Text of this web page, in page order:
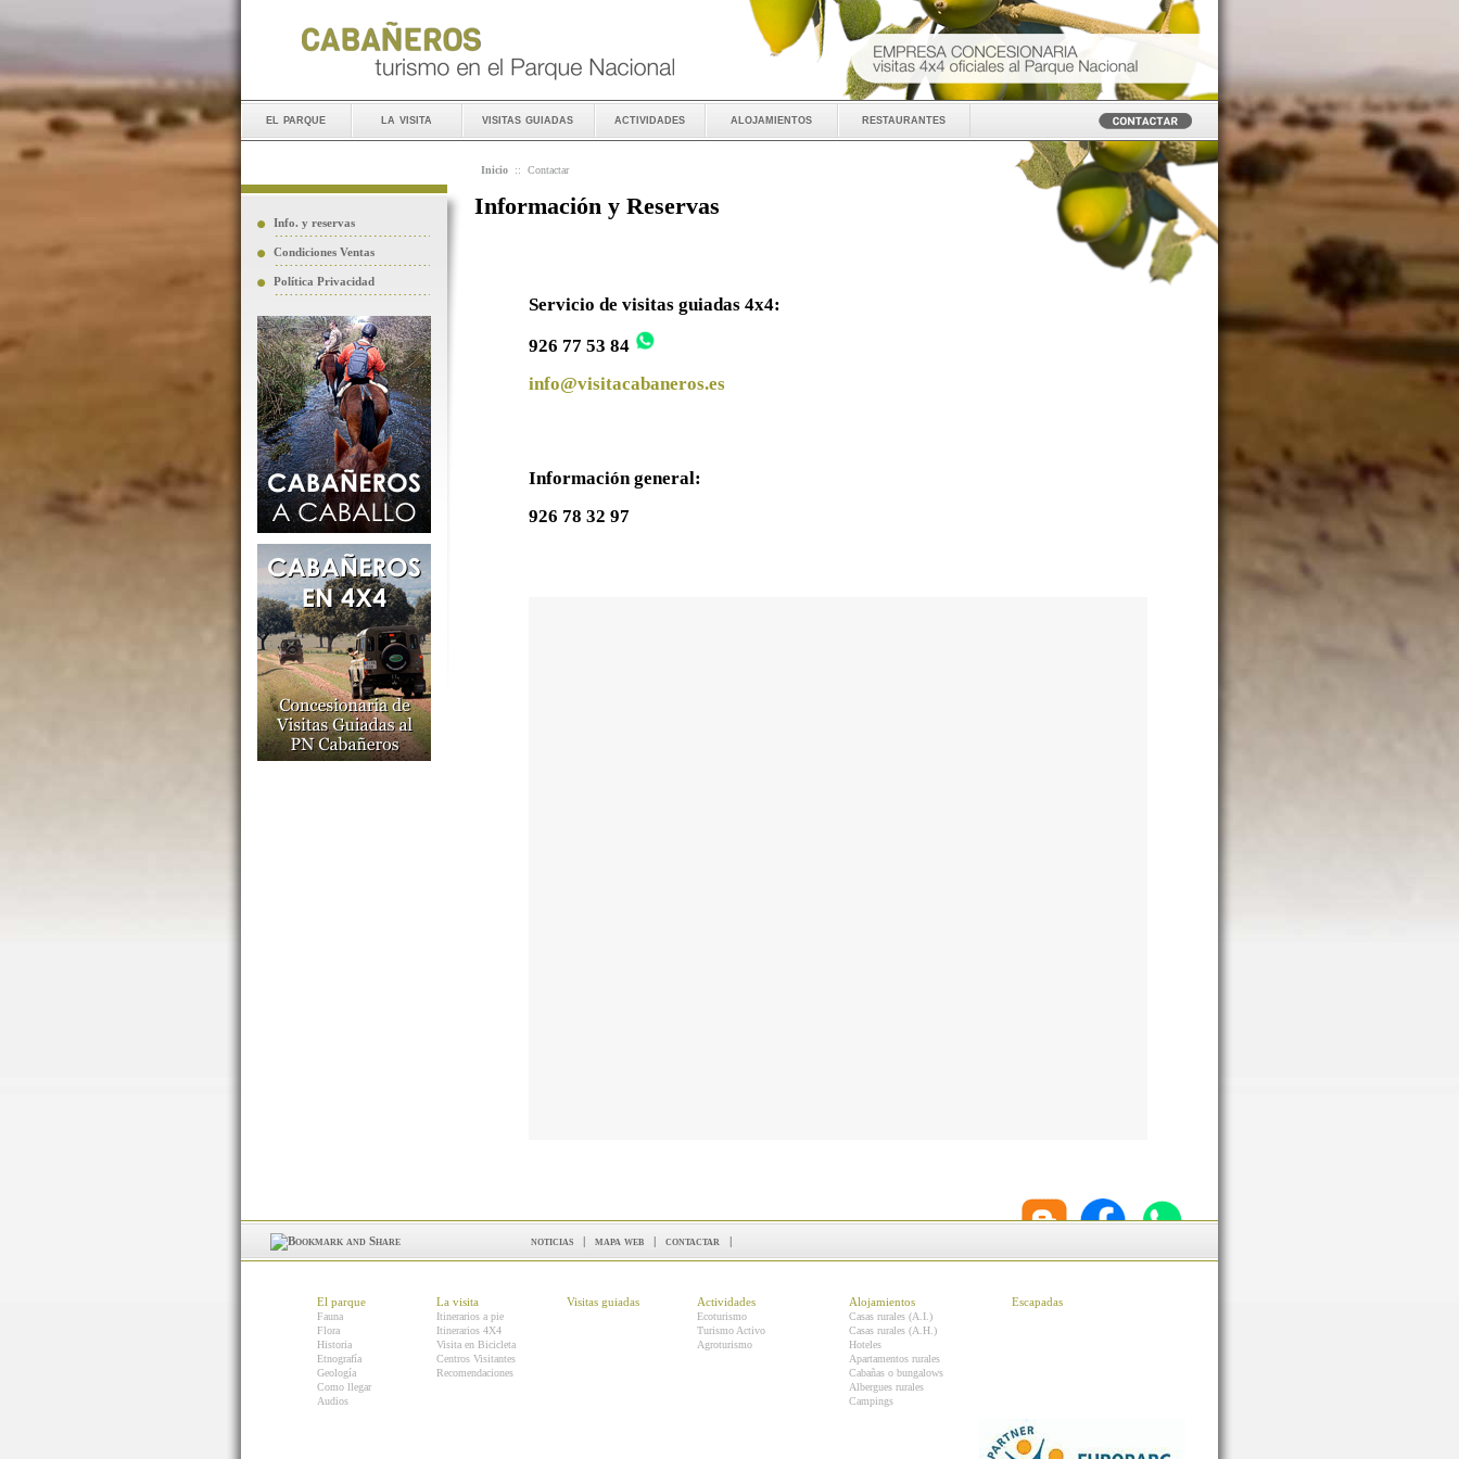
el parque la visita visitas guiadas actividades alojamientos restaurantes
Info. y reservas
Condiciones Ventas
Política Privacidad
Inicio :: Contactar
Información y Reservas
Servicio de visitas guiadas 4x4:
926 77 53 84
info@visitacabaneros.es
Información general:
926 78 32 97
noticias | mapa web | contactar |
El parque
Fauna
Flora
Historia
Etnografía
Geología
Como llegar
Audios
La visita
Itinerarios a pie
Itinerarios 4X4
Visita en Bicicleta
Centros Visitantes
Recomendaciones
Visitas guiadas Actividades
Ecoturismo
Turismo Activo
Agroturismo
Alojamientos
Casas rurales (A.I.)
Casas rurales (A.H.)
Hoteles
Apartamentos rurales
Cabañas o bungalows
Albergues rurales
Campings
Escapadas